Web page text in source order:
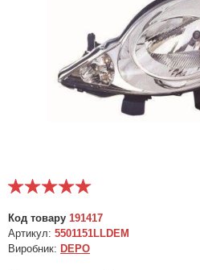
Код товару 191417
Артикул: 5501151LLDEM
Виробник: DEPO